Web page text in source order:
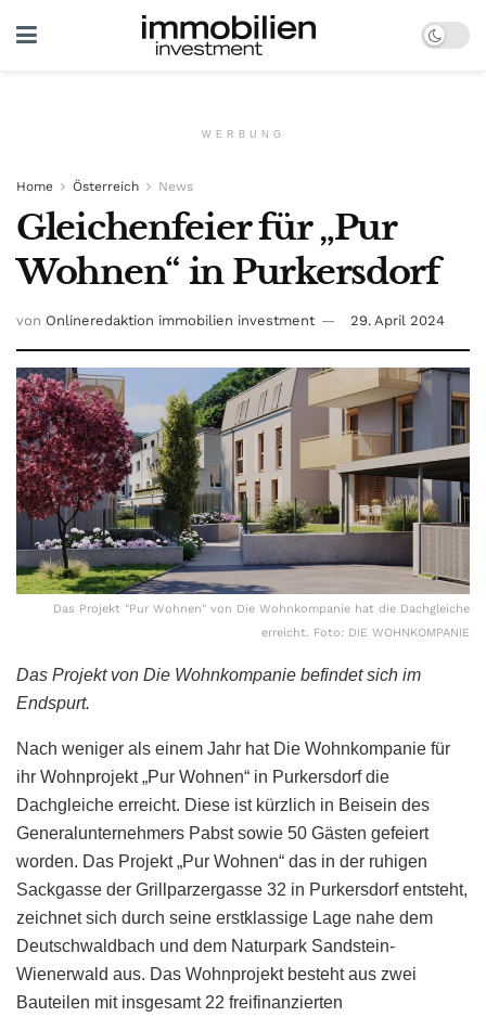
WERBUNG
Home Österreich News
Gleichenfeier für „Pur
Wohnen“ in Purkersdorf
von Onlineredaktion immobilien investment 29. April 2024
Das Projekt "Pur Wohnen" von Die Wohnkompanie hat die Dachgleiche
erreicht. Foto: DIE WOHNKOMPANIE
Das Projekt von Die Wohnkompanie befindet sich im
Endspurt.
Nach weniger als einem Jahr hat Die Wohnkompanie für
ihr Wohnprojekt „Pur Wohnen“ in Purkersdorf die
Dachgleiche erreicht. Diese ist kürzlich in Beisein des
Generalunternehmers Pabst sowie 50 Gästen gefeiert
worden. Das Projekt „Pur Wohnen“ das in der ruhigen
Sackgasse der Grillparzergasse 32 in Purkersdorf entsteht,
zeichnet sich durch seine erstklassige Lage nahe dem
Deutschwaldbach und dem Naturpark Sandstein-
Wienerwald aus. Das Wohnprojekt besteht aus zwei
Bauteilen mit insgesamt 22 freifinanzierten